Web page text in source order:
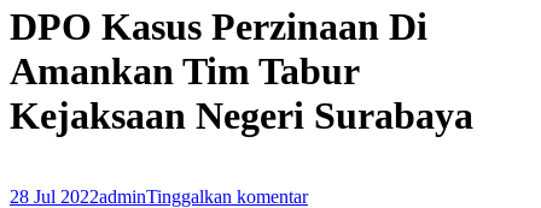
DPO Kasus Perzinaan Di
Amankan Tim Tabur
Kejaksaan Negeri Surabaya
28 Jul 2022adminTinggalkan komentar